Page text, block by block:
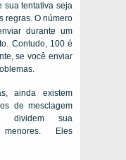
sua tentativa seja
regras. O número
durante um
Contudo, 100 é
se você enviar
ainda existem
de mesclagem
dividem sua
Eles